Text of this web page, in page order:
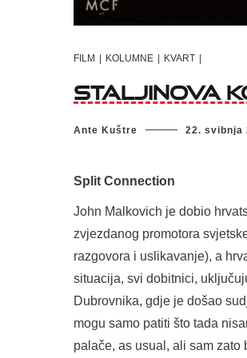
FILM KOLUMNE KVART
STALJINOVA
Ante Kuštre 22. svibnja
Split Connection
John Malkovich je dobio
zvjezdanog promotora
razgovora i uslikavanje), a
situacija, svi dobitnici,
Dubrovnika, gdje je došao
mogu samo patiti što tada
palače, as usual, ali sam